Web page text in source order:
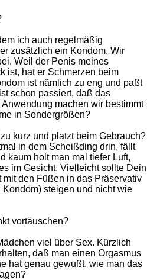
ich auch regelmäßig
zusätzlich ein Kondom. Wir
Weil der Penis meines
ist, hat er Schmerzen beim
ist nämlich zu eng und paßt
schon passiert, daß das
machen wir bestimmt
in Sondergrößen?
kurz und platzt beim Gebrauch?
in dem Scheißding drin, fällt
kaum holt man mal tiefer Luft,
im Gesicht. Vielleicht sollte Dein
mit den Füßen in das Präservativ
steigen und nicht wie
vortäuschen?
viel über Sex. Kürzlich
daß man einen Orgasmus
hat genau gewußt, wie man das